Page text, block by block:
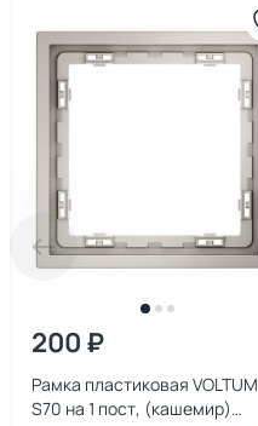
200 ₽
Рамка пластиковая VOLTUM
S70 на 1 пост, (кашемир)